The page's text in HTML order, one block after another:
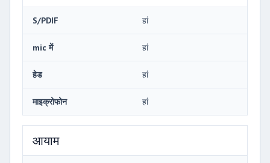
S/PDIF हां
mic में हां
हेड हां
माइक्रोफोन हां
आयाम